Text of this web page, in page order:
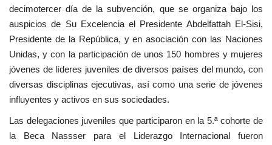
Galería
Lengua
English Swahili español
Arabic
decimotercer día de la subvención, que se organiza bajo los
auspicios de Su Excelencia el Presidente Abdelfattah El-Sisi,
Presidente de la República, y en asociación con las Naciones
Unidas, y con la participación de unos 150 hombres y mujeres
jóvenes de líderes juveniles de diversos países del mundo, con
diversas disciplinas ejecutivas, así como una serie de jóvenes
influyentes y activos en sus sociedades.
Las delegaciones juveniles que participaron en la 5.ª cohorte de
la Beca Nassser para el Liderazgo Internacional fueron